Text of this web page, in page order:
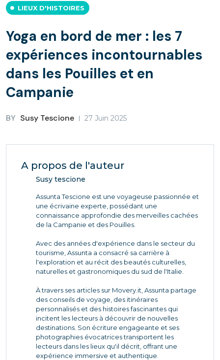
LIEUX D'HISTOIRES
Yoga en bord de mer : les 7
expériences incontournables
dans les Pouilles et en
Campanie
BY Susy Tescione 27 Juin 2025
A propos de l'auteur
Susy tescione
Assunta Tescione est une voyageuse passionnée et
une écrivaine experte, possédant une
connaissance approfondie des merveilles cachées
de la Campanie et des Pouilles.
Avec des années d'expérience dans le secteur du
tourisme, Assunta a consacré sa carrière à
l'exploration et au récit des beautés culturelles,
naturelles et gastronomiques du sud de l'Italie.
À travers ses articles sur Movery.it, Assunta partage
des conseils de voyage, des itinéraires
personnalisés et des histoires fascinantes qui
incitent les lecteurs à découvrir de nouvelles
destinations. Son écriture engageante et ses
photographies évocatrices transportent les
lecteurs dans les lieux qu'il décrit, offrant une
expérience immersive et authentique.